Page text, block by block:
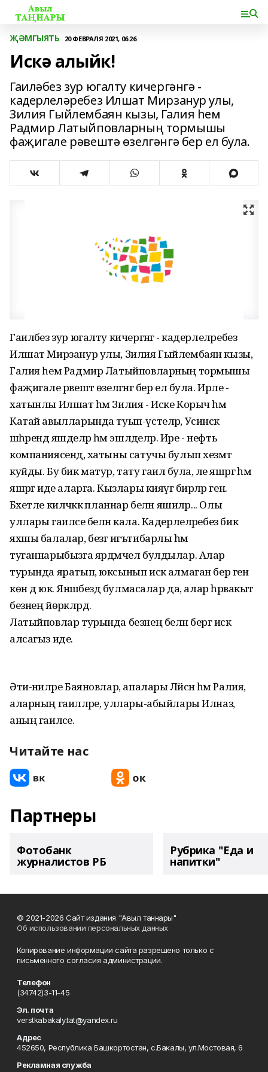
ҖӘМГЫЯТЬ 20 ФЕВРАЛЯ 2021, 06:26
Искә алыйк!
Гаиләбез зур югалту кичергәнгә -
кадерлеләребез Илшат Мирзанур улы,
Зилия Гыйлембаян кызы, Галия һем
Радмир Латыйповларның тормышы
фаҗигале рәвештә өзелгәнгә бер ел була.
Гаиләбез зур югалту кичергәнгә - кадерлеләребез
Илшат Мирзанур улы, Зилия Гыйлембаян кызы,
Галия һем Радмир Латыйповларның тормышы
фаҗигале рәвештә өзелгәнгә бер ел була. Ирле -
хатынлы Илшат һәм Зилия - Иске Корыч һәм
Катай авылларында туып-үстеләр, Усинск
шәһәрендә яшәделәр һәм эшләделәр. Ире - нефть
компаниясендә, хатыны сатучы булып хезмәт
куйды. Бу бик матур, тату гаилә була, әле яшәргә һәм
яшәргә иде аларга. Кызлары кияүгә бирәләр генә.
Бәхетле киләчәккә планнар белән яшиләр... Олы
уллары гаиләсе белән кала. Кадерлеләребез бик
яхшы балалар, безгә игътибарлы һәм
туганнарыбызга ярдәмчел булдылар. Алар
турында яратып, юксынып искә алмаган бер генә
көн дә юк. Янәшәбездә булмасалар да, алар һәрвакыт
безнең йөрәкләрдә.
Латыйповлар турында безнең белән бергә искә
алсагыз иде.
Әти-әниләре Баяновлар, апалары Ләйсән һәм Ралия,
аларның гаиләләре, уллары-абыйлары Илназ,
аның гаиләсе.
Читайте нас
Партнеры
Фотобанк
журналистов РБ
Рубрика "Еда и
напитки"
© 2021-2026 Сайт издания "Авыл таннары"
Об использовании персональных данных
Копирование информации сайта разрешено только с
письменного согласия администрации.
Телефон
(34742)3-11-45
Эл. почта
verstkabakaly.tat@yandex.ru
Адрес
452650, Республика Башкортостан, с.Бакалы, ул.Мостовая, 6
Рекламная служба